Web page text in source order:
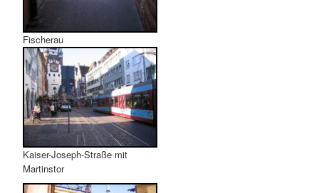
Fischerau
Kaiser-Joseph-Straße mit
Martinstor